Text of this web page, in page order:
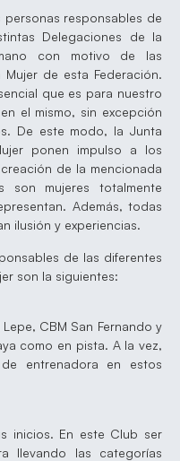
responsables de
Delegaciones de la
con motivo de las
de esta Federación.
que es para nuestro
el mismo, sin excepción
De este modo, la Junta
ponen impulso a los
de la mencionada
son mujeres totalmente
Además, todas
ilusión y experiencias.
de las diferentes
son la siguientes:
CBM San Fernando y
como en pista. A la vez,
entrenadora en estos
inicios. En este Club ser
llevando las categorías